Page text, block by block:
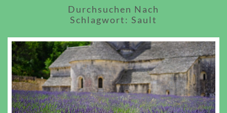
Durchsuchen Nach
Schlagwort: Sault